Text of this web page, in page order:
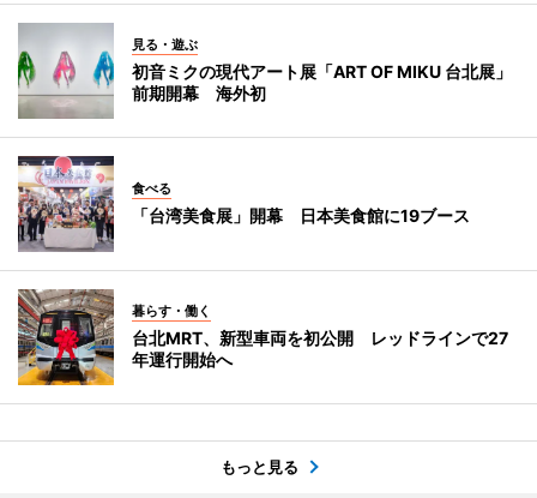
見る・遊ぶ
初音ミクの現代アート展「ART OF MIKU 台北展」
前期開幕 海外初
食べる
「台湾美食展」開幕 日本美食館に19ブース
暮らす・働く
台北MRT、新型車両を初公開 レッドラインで27
年運行開始へ
もっと見る